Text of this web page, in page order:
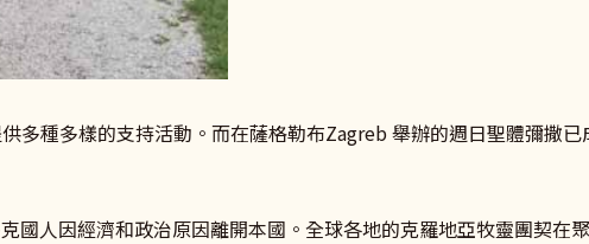
多種多樣的支持活動。而在薩格勒布Zagreb 舉辦的週日聖體彌撒
國人因經濟和政治原因離開本國。全球各地的克羅地亞牧靈團契在